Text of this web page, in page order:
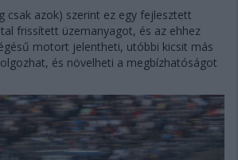
csak azok) szerint ez egy fejlesztett
frissített üzemanyagot, és az ehhez
motort jelentheti, utóbbi kicsit más
és növelheti a megbízhatóságot